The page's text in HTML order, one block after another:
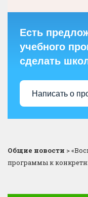
Есть
учебного
сделать
Написать о
Общие новости >
программы к